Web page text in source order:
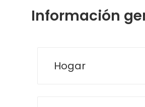
Información
Hogar